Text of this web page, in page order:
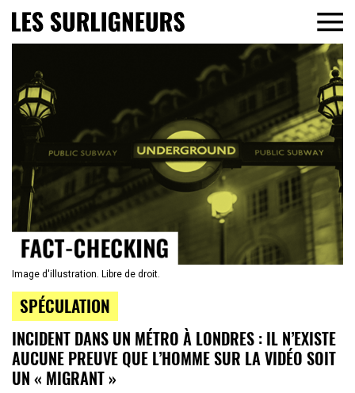
Image d'illustration. Libre de droit.
SPÉCULATION
INCIDENT DANS UN MÉTRO À LONDRES : IL N’EXISTE
AUCUNE PREUVE QUE L’HOMME SUR LA VIDÉO SOIT
UN « MIGRANT »